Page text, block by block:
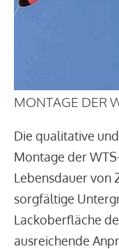
MONTAGE DER
Die qualitative
Montage der
Lebensdauer von
sorgfältige
Lackoberfläche
ausreichende